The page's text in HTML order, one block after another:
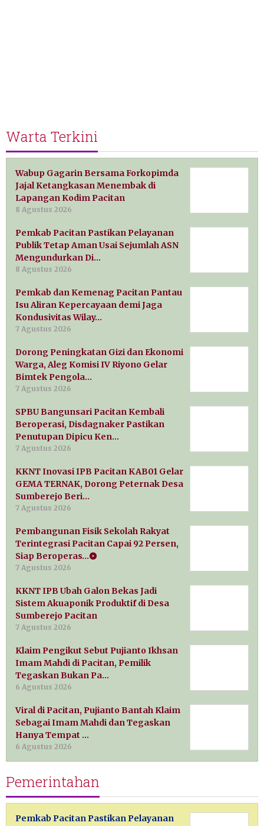
Warta Terkini
Wabup Gagarin Bersama Forkopimda
Jajal Ketangkasan Menembak di
Lapangan Kodim Pacitan
8 Agustus 2026
Pemkab Pacitan Pastikan Pelayanan
Publik Tetap Aman Usai Sejumlah ASN
Mengundurkan Di…
8 Agustus 2026
Pemkab dan Kemenag Pacitan Pantau
Isu Aliran Kepercayaan demi Jaga
Kondusivitas Wilay…
7 Agustus 2026
Dorong Peningkatan Gizi dan Ekonomi
Warga, Aleg Komisi IV Riyono Gelar
Bimtek Pengola…
7 Agustus 2026
SPBU Bangunsari Pacitan Kembali
Beroperasi, Disdagnaker Pastikan
Penutupan Dipicu Ken…
7 Agustus 2026
KKNT Inovasi IPB Pacitan KAB01 Gelar
GEMA TERNAK, Dorong Peternak Desa
Sumberejo Beri…
7 Agustus 2026
Pembangunan Fisik Sekolah Rakyat
Terintegrasi Pacitan Capai 92 Persen,
Siap Beroperas…
7 Agustus 2026
KKNT IPB Ubah Galon Bekas Jadi
Sistem Akuaponik Produktif di Desa
Sumberejo Pacitan
7 Agustus 2026
Klaim Pengikut Sebut Pujianto Ikhsan
Imam Mahdi di Pacitan, Pemilik
Tegaskan Bukan Pa…
6 Agustus 2026
Viral di Pacitan, Pujianto Bantah Klaim
Sebagai Imam Mahdi dan Tegaskan
Hanya Tempat …
6 Agustus 2026
Pemerintahan
Pemkab Pacitan Pastikan Pelayanan